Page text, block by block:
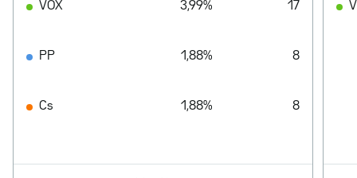
VOX 3,99% 17
PP 1,88% 8
Cs 1,88% 8